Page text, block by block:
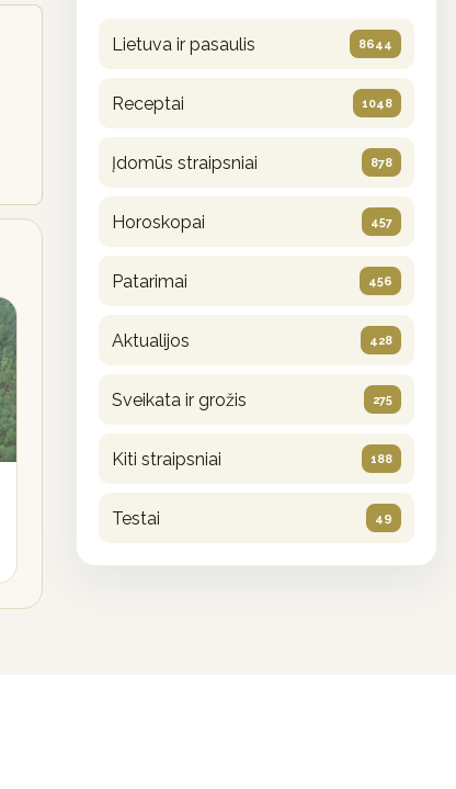
Lietuva ir pasaulis 8644
Receptai 1048
Įdomūs straipsniai 878
Horoskopai 457
Patarimai 456
Aktualijos 428
Sveikata ir grožis 275
Kiti straipsniai 188
Testai 49